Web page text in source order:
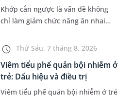
Khớp cắn ngược là vấn đề không
chỉ làm giảm chức năng ăn nhai
đối của khuôn mặt. Do đó, cần khắc
phục sớm tình trạng này để...
Thứ Sáu, 7 tháng 8, 2026
Viêm tiểu phế quản bội nhiễm ở
trẻ: Dấu hiệu và điều trị
Viêm tiểu phế quản bội nhiễm ở trẻ